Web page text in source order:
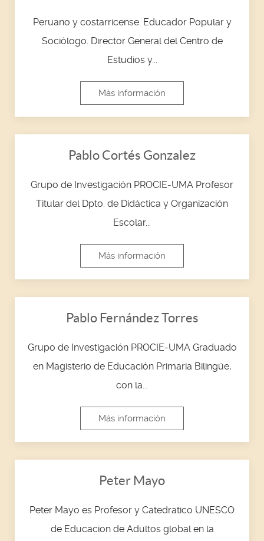
Peruano y costarricense. Educador Popular y
Sociólogo. Director General del Centro de
Estudios y...
Más información
Pablo Cortés Gonzalez
Grupo de Investigación PROCIE-UMA Profesor
Titular del Dpto. de Didáctica y Organización
Escolar...
Más información
Pablo Fernández Torres
Grupo de Investigación PROCIE-UMA Graduado
en Magisterio de Educación Primaria Bilingüe,
con la...
Más información
Peter Mayo
Peter Mayo es Profesor y Catedratico UNESCO
de Educacion de Adultos global en la